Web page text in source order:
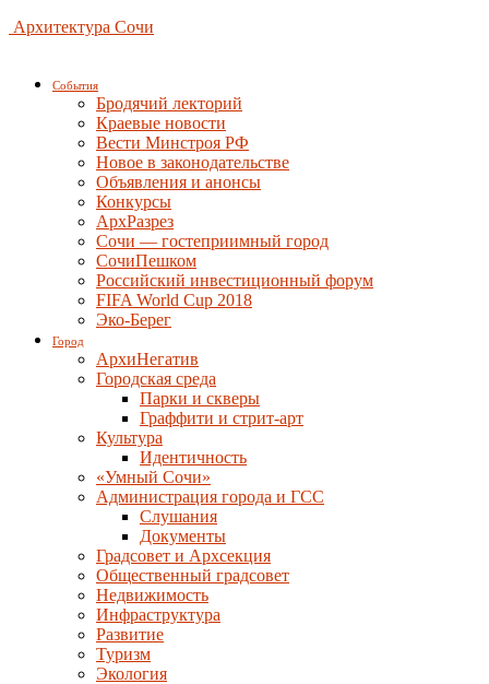
Архитектура Сочи
События
Бродячий лекторий
Краевые новости
Вести Минстроя РФ
Новое в законодательстве
Объявления и анонсы
Конкурсы
АрхРазрез
Сочи — гостеприимный город
СочиПешком
Российский инвестиционный форум
FIFA World Cup 2018
Эко-Берег
Город
АрхиНегатив
Городская среда
Парки и скверы
Граффити и стрит-арт
Культура
Идентичность
«Умный Сочи»
Администрация города и ГСС
Слушания
Документы
Градсовет и Архсекция
Общественный градсовет
Недвижимость
Инфраструктура
Развитие
Туризм
Экология